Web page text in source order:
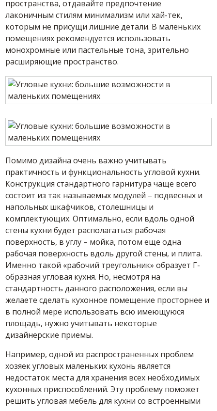
пространства, отдавайте предпочтение
лаконичным стилям минимализм или хай-тек,
которым не присущи лишние детали. В маленьких
помещениях рекомендуется использовать
монохромные или пастельные тона, зрительно
расширяющие пространство.
Помимо дизайна очень важно учитывать
практичность и функциональность угловой кухни.
Конструкция стандартного гарнитура чаще всего
состоит из так называемых модулей – подвесных и
напольных шкафчиков, столешницы и
комплектующих. Оптимально, если вдоль одной
стены кухни будет располагаться рабочая
поверхность, в углу – мойка, потом еще одна
рабочая поверхность вдоль другой стены, и плита.
Именно такой «рабочий треугольник» образует Г-
образная угловая кухня. Но, несмотря на
стандартность данного расположения, если вы
желаете сделать кухонное помещение просторнее и
в полной мере использовать всю имеющуюся
площадь, нужно учитывать некоторые
дизайнерские приемы.
Например, одной из распространенных проблем
хозяек угловых маленьких кухонь является
недостаток места для хранения всех необходимых
кухонных приспособлений. Эту проблему поможет
решить угловая мебель для кухни со встроенными